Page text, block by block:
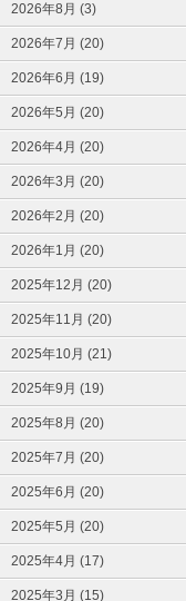
2026年8月 (3)
2026年7月 (20)
2026年6月 (19)
2026年5月 (20)
2026年4月 (20)
2026年3月 (20)
2026年2月 (20)
2026年1月 (20)
2025年12月 (20)
2025年11月 (20)
2025年10月 (21)
2025年9月 (19)
2025年8月 (20)
2025年7月 (20)
2025年6月 (20)
2025年5月 (20)
2025年4月 (17)
2025年3月 (15)